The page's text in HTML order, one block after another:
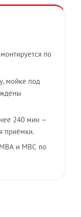
по
мойке под
240 мин —
приёмки.
МВА и МВС по